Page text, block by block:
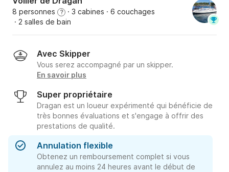
8 personnes ? · 3 cabines · 6 couchages
· 2 salles de bain
Avec Skipper
Vous serez accompagné par un skipper.
En savoir plus
Super propriétaire
Dragan est un loueur expérimenté qui bénéficie de
très bonnes évaluations et s'engage à offrir des
prestations de qualité.
Annulation flexible
Obtenez un remboursement complet si vous
annulez au moins 24 heures avant le début de